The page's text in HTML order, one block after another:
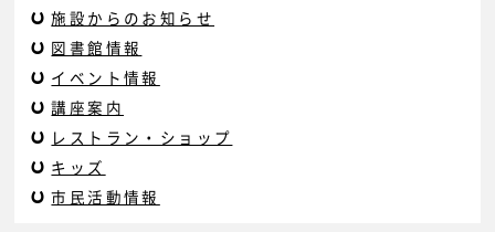
施設からのお知らせ
図書館情報
イベント情報
講座案内
レストラン・ショップ
キッズ
市民活動情報